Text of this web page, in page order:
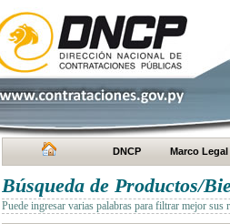
DNCP Marco Legal
Búsqueda de Productos/
Puede ingresar varias palabras para filtrar mejor sus